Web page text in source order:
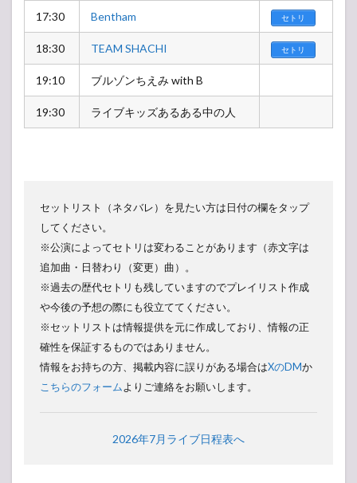
17:30 Bentham セトリ
18:30 TEAM SHACHI セトリ
19:10 ブルゾンちえみ with B
19:30 ライブキッズあるある中の人
セットリスト（ネタバレ）を見たい方は日付の欄をタップ
してください。
※公演によってセトリは変わることがあります（赤文字は
追加曲・日替わり（変更）曲）。
※過去の歴代セトリも残していますのでプレイリスト作成
や今後の予想の際にも役立ててください。
※セットリストは情報提供を元に作成しており、情報の正
確性を保証するものではありません。
情報をお持ちの方、掲載内容に誤りがある場合はXのDMか
こちらのフォームよりご連絡をお願いします。
2026年7月ライブ日程表へ